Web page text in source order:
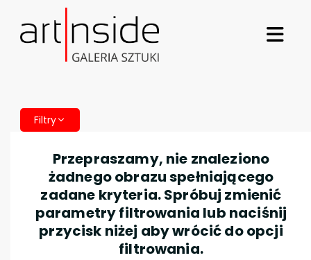
Filtry
Przepraszamy, nie znaleziono
żadnego obrazu spełniającego
zadane kryteria. Spróbuj zmienić
parametry filtrowania lub naciśnij
przycisk niżej aby wrócić do opcji
filtrowania.